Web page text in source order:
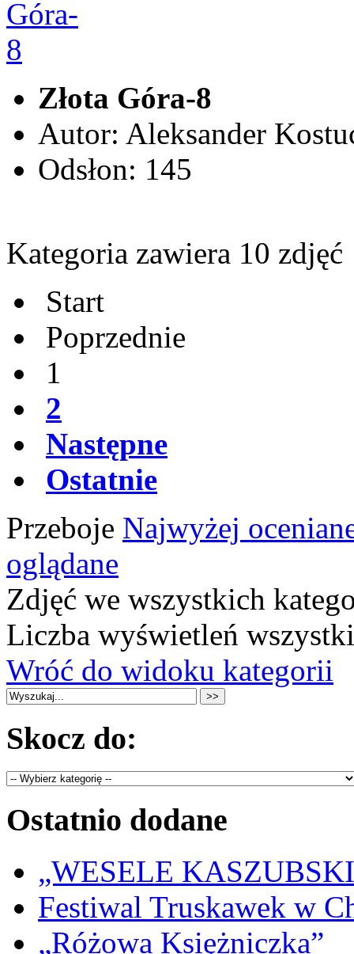
Złota Góra-8
Autor: Aleksander
Odsłon: 145
Kategoria zawiera 10 zdjęć
Start
Poprzednie
1
2
Następne
Ostatnie
Przeboje Najwyżej
oglądane
Zdjęć we wszystkich
Liczba wyświetleń
Wróć do widoku kategorii
Skocz do:
Ostatnio dodane
„WESELE
Festiwal Truskawek w
„Różowa Księżniczka”